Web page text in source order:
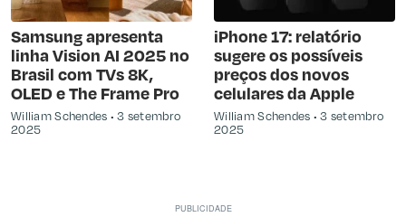
Samsung apresenta
linha Vision AI 2025 no
Brasil com TVs 8K,
OLED e The Frame Pro
William Schendes
3 setembro
2025
iPhone 17: relatório
sugere os possíveis
preços dos novos
celulares da Apple
William Schendes
3 setembro
2025